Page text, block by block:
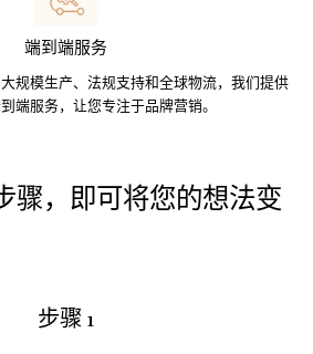
端到端服务
规模生产、法规支持和全球物流，我们提供
端服务，让您专注于品牌营销。
骤，即可将您的想法变
步骤 1